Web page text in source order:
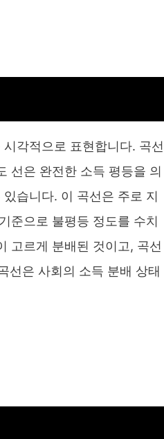
각적으로 표현합니다. 곡선
선은 완전한 소득 평등을 의
습니다. 이 곡선은 주로 지
준으로 불평등 정도를 수치
고르게 분배된 것이고, 곡선
선은 사회의 소득 분배 상태